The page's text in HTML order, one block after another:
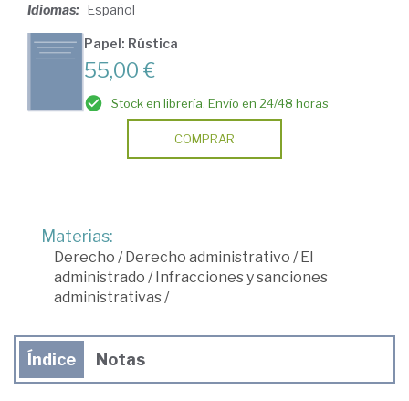
Idiomas: Español
Papel: Rústica
55,00 €
Stock en librería. Envío en 24/48 horas
COMPRAR
Materias:
Derecho /Derecho administrativo /El
administrado /Infracciones y sanciones
administrativas /
Índice Notas